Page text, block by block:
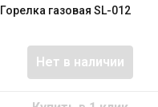
Горелка газовая SL-012
Нет в наличии